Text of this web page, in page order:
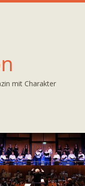
mit Charakter